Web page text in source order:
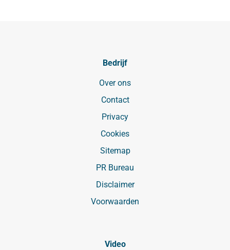
Bedrijf
Over ons
Contact
Privacy
Cookies
Sitemap
PR Bureau
Disclaimer
Voorwaarden
Video